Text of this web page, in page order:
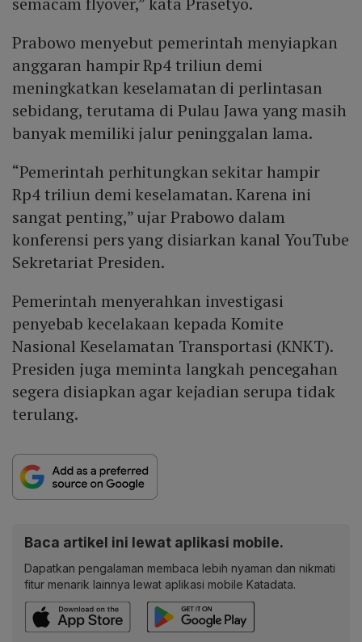
Prabowo menyebut pemerintah menyiapkan
anggaran hampir Rp4 triliun demi
meningkatkan keselamatan di perlintasan
sebidang, terutama di Pulau Jawa yang masih
banyak memiliki jalur peninggalan lama.
“Pemerintah perhitungkan sekitar hampir
Rp4 triliun demi keselamatan. Karena ini
sangat penting,” ujar Prabowo dalam
konferensi pers yang disiarkan kanal YouTube
Sekretariat Presiden.
Pemerintah menyerahkan investigasi
penyebab kecelakaan kepada Komite
Nasional Keselamatan Transportasi (KNKT).
Presiden juga meminta langkah pencegahan
segera disiapkan agar kejadian serupa tidak
terulang.
Baca artikel ini lewat aplikasi mobile.
Dapatkan pengalaman membaca lebih nyaman dan nikmati
fitur menarik lainnya lewat aplikasi mobile Katadata.